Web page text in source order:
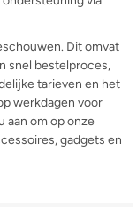
Dit omvat
snel bestelproces,
tarieven en het
werkdagen voor
aan om op onze
gadgets en